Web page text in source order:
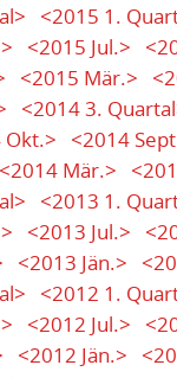
<2015 1.
<2015 Jul.>
<2015 Mär.>
<2014 3.
Okt.> <2014
<2014 Mär.>
<2013 1.
<2013 Jul.>
<2013 Jän.>
<2012 1.
<2012 Jul.>
<2012 Jän.>